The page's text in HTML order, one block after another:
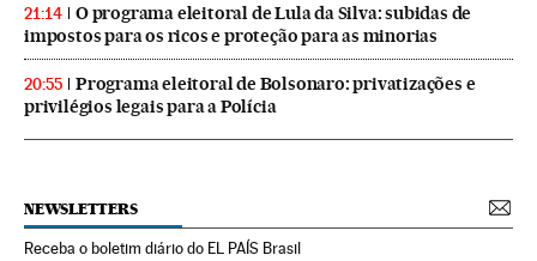
21:14
O programa eleitoral de Lula da Silva: subidas de
impostos para os ricos e proteção para as minorias
20:55
Programa eleitoral de Bolsonaro: privatizações e
privilégios legais para a Polícia
NEWSLETTERS
Receba o boletim diário do EL PAÍS Brasil